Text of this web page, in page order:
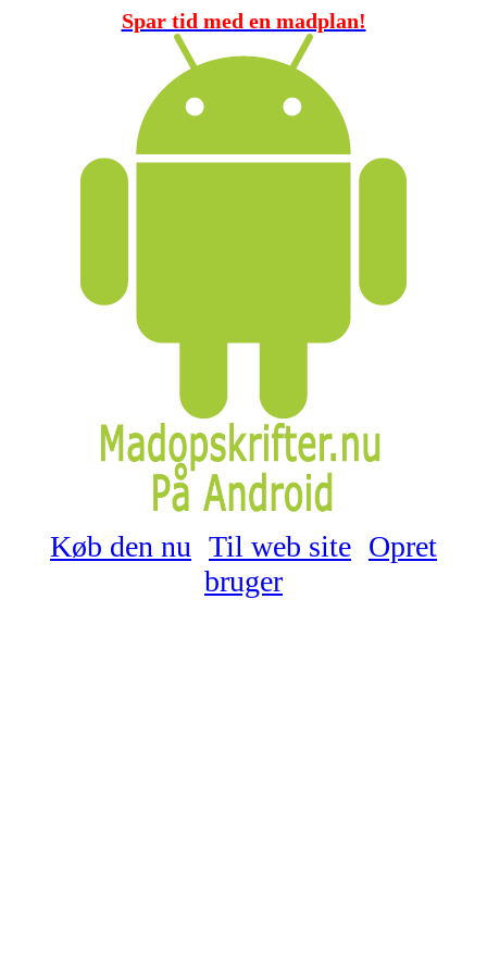
Spar tid med en madplan!
Køb den nu Til web site Opret
bruger